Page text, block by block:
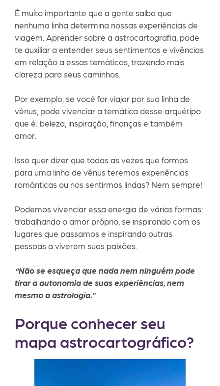
É muito importante que a gente saiba que
nenhuma linha determina nossas experiências de
viagem. Aprender sobre a astrocartografia, pode
te auxiliar a entender seus sentimentos e vivências
em relação a essas temáticas, trazendo mais
clareza para seus caminhos.
Por exemplo, se você for viajar por sua linha de
vênus, pode vivenciar a temática desse arquétipo
que é: beleza, inspiração, finanças e também
amor.
Isso quer dizer que todas as vezes que formos
para uma linha de vênus teremos experiências
românticas ou nos sentirmos lindas? Nem sempre!
Podemos vivenciar essa energia de várias formas:
trabalhando o amor próprio, se inspirando com os
lugares que passamos e inspirando outras
pessoas a viverem suas paixões.
“Não se esqueça que nada nem ninguém pode
tirar a autonomia de suas experiências, nem
mesmo a astrologia.”
Porque conhecer seu
mapa astrocartográfico?